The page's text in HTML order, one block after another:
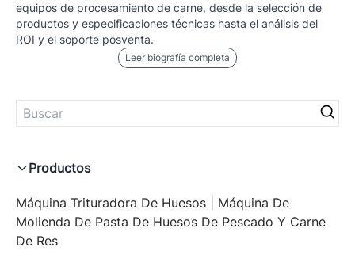
equipos de procesamiento de carne, desde la selección de
productos y especificaciones técnicas hasta el análisis del
ROI y el soporte posventa.
Leer biografía completa
Productos
Máquina Trituradora De Huesos | Máquina De
Molienda De Pasta De Huesos De Pescado Y Carne
De Res